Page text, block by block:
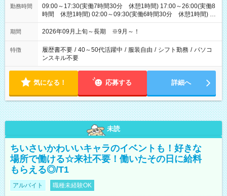
勤務時間
09:00～17:30(実働7時間30分 休憩1時間) 17:00～26:00(実働8
時間 休憩1時間) 02:00～09:30(実働6時間30分 休憩1時間) ※
日勤は就業時間1/夜勤は就業時間2.3を連続で行って頂きます
期間 2026年09月上旬～長期 ※9月～！
特徴 履歴書不要 / 40～50代活躍中 / 服装自由 / シフト勤務 / パソコ
ンスキル不要
気になる！ 応募する 詳細へ
未読
ちいさいかわいいキャラのイベントも！好きな
場所で働ける☆来社不要！働いたその日に給料
もらえる◎/T1
アルバイト 職種未経験OK